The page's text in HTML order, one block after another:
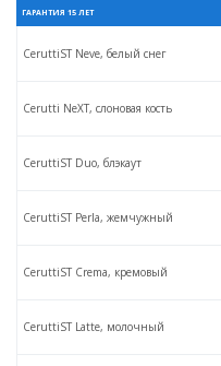
ГАРАНТИЯ 15 ЛЕТ
CeruttiST Neve, белый снег
Cerutti NeXT, слоновая кость
CeruttiST Duo, блэкаут
CeruttiST Perla, жемчужный
CeruttiST Crema, кремовый
CeruttiST Latte, молочный